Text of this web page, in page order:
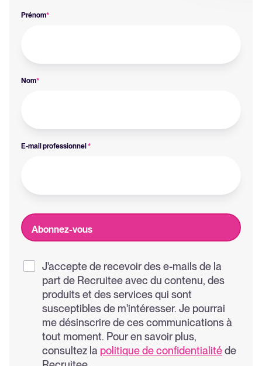
Prénom*
Nom*
E-mail professionnel *
J'accepte de recevoir des e-mails de la
part de Recruitee avec du contenu, des
produits et des services qui sont
susceptibles de m'intéresser. Je pourrai
me désinscrire de ces communications à
tout moment. Pour en savoir plus,
consultez la politique de confidentialitéde